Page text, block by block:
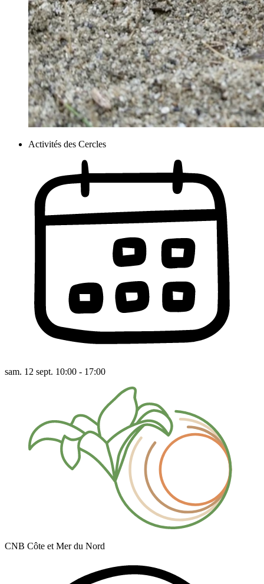
Activités des Cercles
sam. 12 sept. 10:00 - 17:00
CNB Côte et Mer du Nord